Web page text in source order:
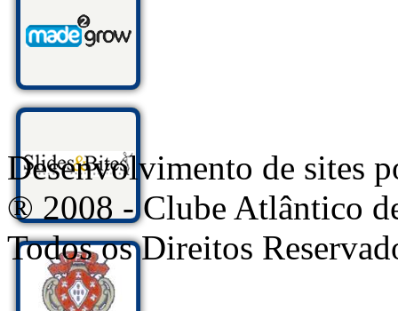
Desenvolvimento de sites
® 2008 - Clube Atlântico
Todos os Direitos